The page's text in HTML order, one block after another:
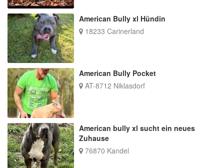
American Bully xl Hündin
18233 Carinerland
American Bully Pocket
AT-8712 Niklasdorf
American bully xl sucht ein neues
Zuhause
76870 Kandel